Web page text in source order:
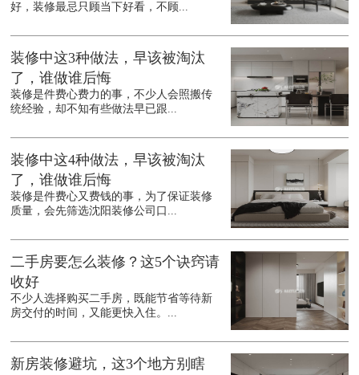
好，装修最忌只顾当下好看，不顾...
装修中这3种做法，早该被淘汰
了，谁做谁后悔
装修是件费心费力的事，不少人会照搬传
统经验，却不知有些做法早已跟...
装修中这4种做法，早该被淘汰
了，谁做谁后悔
装修是件费心又费钱的事，为了保证装修
质量，会先筛选沈阳装修公司口...
二手房要怎么装修？这5个诀窍请
收好
不少人选择购买二手房，既能节省等待新
房交付的时间，又能更快入住。...
新房装修避坑，这3个地方别瞎